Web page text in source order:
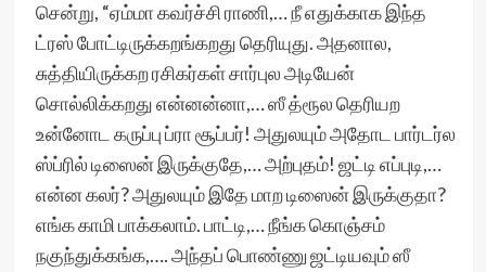
சென்று, “ஏம்மா கவர்ச்சி ராணி,… நீ எதுக்காக இந்த
ட்ரஸ் போட்டிருக்கறங்கறது தெரியுது. அதனால,
சுத்தியிருக்கற ரசிகர்கள் சார்புல அடியேன்
சொல்லிக்கறது என்னன்னா,… ஸீ த்ரூல தெரியற
உன்னோட கருப்பு ப்ரா சூப்பர்! அதுலயும் அதோட பார்டர்ல
ஸ்ப்ரில் டிஸைன் இருக்குதே,… அற்புதம்! ஜட்டி எப்புடி,…
என்ன கலர்? அதுலயும் இதே மாற டிஸைன் இருக்குதா?
எங்க காமி பாக்கலாம். பாட்டி,… நீங்க கொஞ்சம்
நகுந்துக்கங்க,…. அந்தப் பொண்ணு ஜட்டியவும் ஸீ